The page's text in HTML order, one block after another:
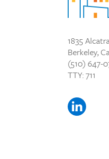
1835
Berkeley,
(510) 647-
TTY: 711